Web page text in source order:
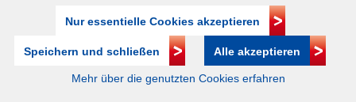
Nur essentielle Cookies akzeptieren
Speichern und schließen Alle akzeptieren
Mehr über die genutzten Cookies erfahren